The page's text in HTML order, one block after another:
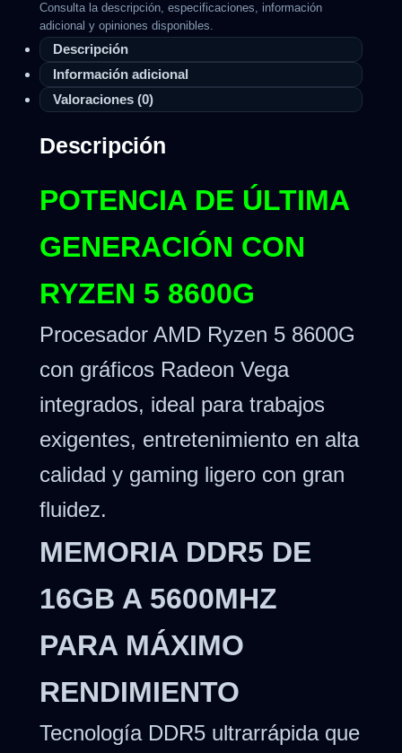
Consulta la descripción, especificaciones, información
adicional y opiniones disponibles.
Descripción
Información adicional
Valoraciones (0)
Descripción
POTENCIA DE ÚLTIMA
GENERACIÓN CON
RYZEN 5 8600G
Procesador AMD Ryzen 5 8600G
con gráficos Radeon Vega
integrados, ideal para trabajos
exigentes, entretenimiento en alta
calidad y gaming ligero con gran
fluidez.
MEMORIA DDR5 DE
16GB A 5600MHZ
PARA MÁXIMO
RENDIMIENTO
Tecnología DDR5 ultrarrápida que